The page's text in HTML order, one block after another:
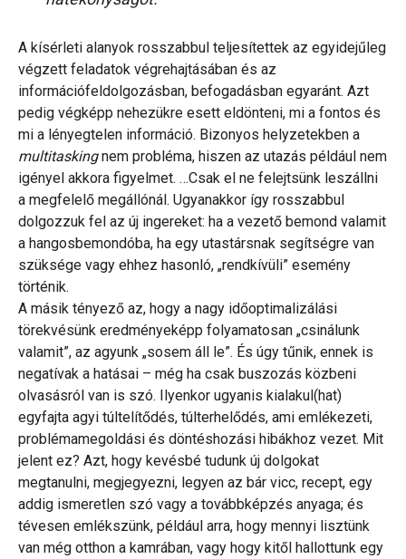
A kísérleti alanyok rosszabbul teljesítettek az egyidejűleg
végzett feladatok végrehajtásában és az
információfeldolgozásban, befogadásban egyaránt. Azt
pedig végképp nehezükre esett eldönteni, mi a fontos és
mi a lényegtelen információ. Bizonyos helyzetekben a
multitaskingnem probléma, hiszen az utazás például nem
igényel akkora figyelmet. …Csak el ne felejtsünk leszállni
a megfelelő megállónál. Ugyanakkor így rosszabbul
dolgozzuk fel az új ingereket: ha a vezető bemond valamit
a hangosbemondóba, ha egy utastársnak segítségre van
szüksége vagy ehhez hasonló, „rendkívüli” esemény
történik.
A másik tényező az, hogy a nagy időoptimalizálási
törekvésünk eredményeképp folyamatosan „csinálunk
valamit”, az agyunk „sosem áll le”. És úgy tűnik, ennek is
negatívak a hatásai – még ha csak buszozás közbeni
olvasásról van is szó. Ilyenkor ugyanis kialakul(hat)
egyfajta agyi túltelítődés, túlterhelődés, ami emlékezeti,
problémamegoldási és döntéshozási hibákhoz vezet. Mit
jelent ez? Azt, hogy kevésbé tudunk új dolgokat
megtanulni, megjegyezni, legyen az bár vicc, recept, egy
addig ismeretlen szó vagy a továbbképzés anyaga; és
tévesen emlékszünk, például arra, hogy mennyi lisztünk
van még otthon a kamrában, vagy hogy kitől hallottunk egy